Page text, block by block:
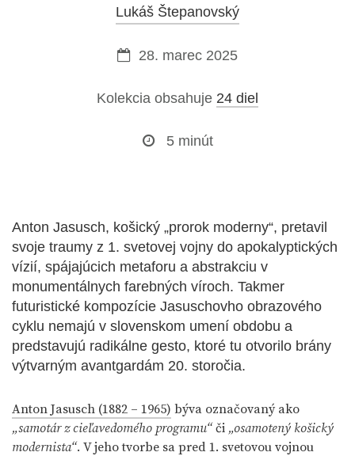
Lukáš Štepanovský
28. marec 2025
Kolekcia obsahuje 24 diel
5 minút
Anton Jasusch, košický „prorok moderny“, pretavil
svoje traumy z 1. svetovej vojny do apokalyptických
vízií, spájajúcich metaforu a abstrakciu v
monumentálnych farebných víroch. Takmer
futuristické kompozície Jasuschovho obrazového
cyklu nemajú v slovenskom umení obdobu a
predstavujú radikálne gesto, ktoré tu otvorilo brány
výtvarným avantgardám 20. storočia.
Anton Jasusch (1882 – 1965) býva označovaný ako
„samotár z cieľavedomého programu“ či „osamotený košický
modernista“. V jeho tvorbe sa pred 1. svetovou vojnou